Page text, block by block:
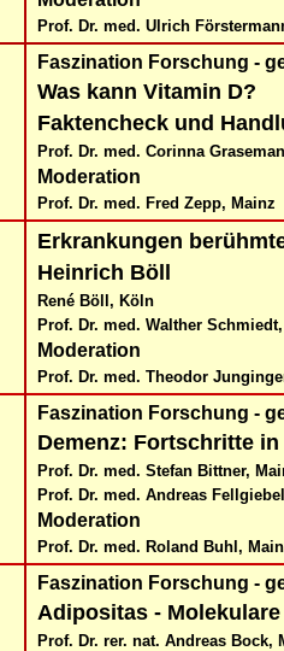
Prof. Dr. med. Ulrich
Faszination Forschung -
Was kann Vitamin D?
Faktencheck und
Prof. Dr. med. Corinna
Moderation
Prof. Dr. med. Fred Zepp, Mainz
Erkrankungen
Heinrich Böll
René Böll, Köln
Prof. Dr. med. Walther
Moderation
Prof. Dr. med. Theodor
Faszination Forschung -
Demenz: Fortschritte
Prof. Dr. med. Stefan Bittner,
Prof. Dr. med. Andreas
Moderation
Prof. Dr. med. Roland Buhl,
Faszination Forschung -
Adipositas -
Prof. Dr. rer. nat. Andreas Bock,